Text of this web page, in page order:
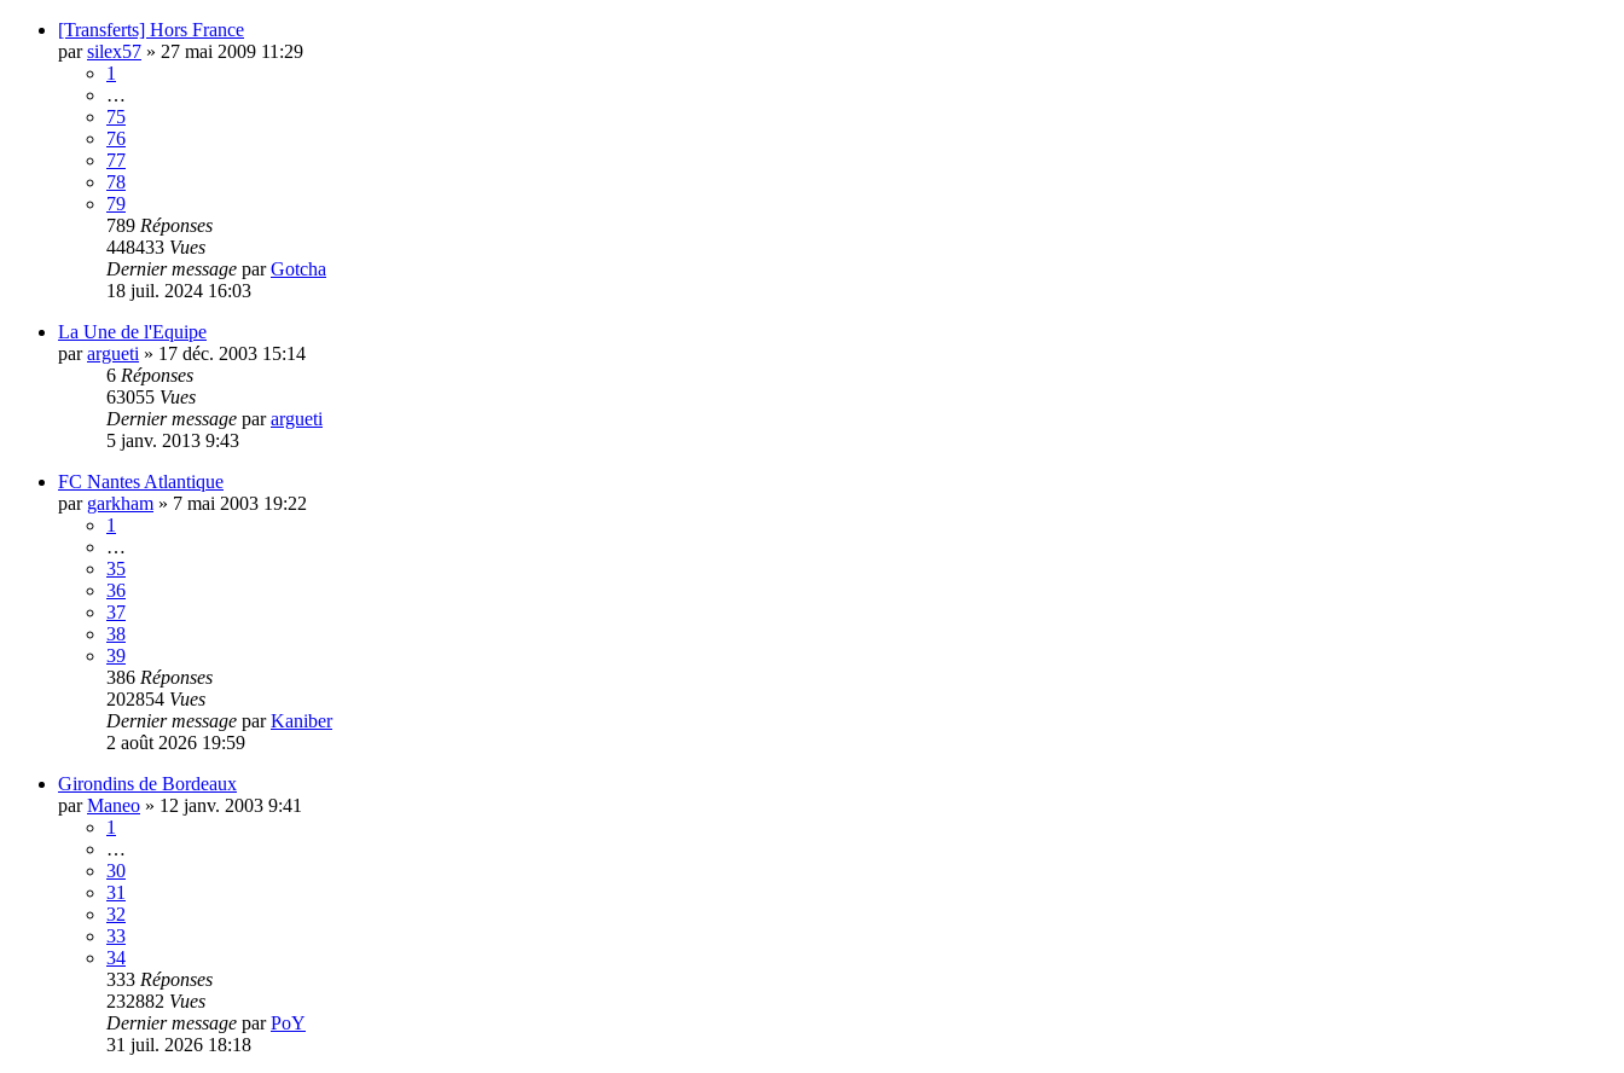
[Transferts] Hors France
parsilex57 » 27 mai 2009 11:29
1
…
75
76
77
78
79
789 Réponses
448433 Vues
Dernier message parGotcha
18 juil. 2024 16:03
La Une de l'Equipe
parargueti » 17 déc. 2003 15:14
6 Réponses
63055 Vues
Dernier message parargueti
5 janv. 2013 9:43
FC Nantes Atlantique
par garkham » 7 mai 2003 19:22
1
…
35
36
37
38
39
386 Réponses
202854 Vues
Dernier message parKaniber
2 août 2026 19:59
Girondins de Bordeaux
parManeo » 12 janv. 2003 9:41
1
…
30
31
32
33
34
333 Réponses
232882 Vues
Dernier message parPoY
31 juil. 2026 18:18